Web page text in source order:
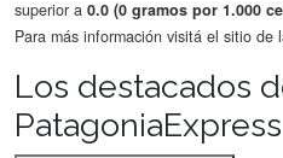
superior a 0.0 (0 gramos por 1.000
Para más información visitá el sitio de
Los destacados
PatagoniaExpress